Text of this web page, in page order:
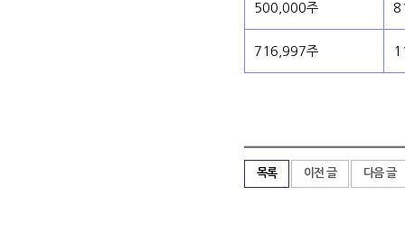
500,000주
716,997주
목록 이전 글 다음 글